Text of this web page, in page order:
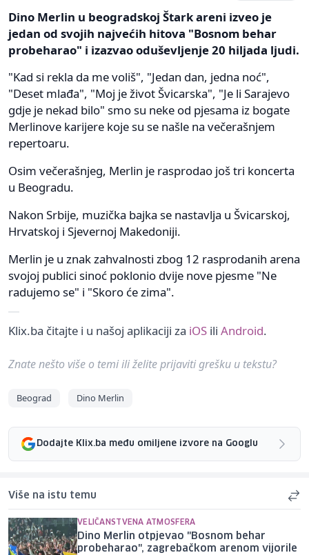
Dino Merlin u beogradskoj Štark areni izveo je
jedan od svojih najvećih hitova "Bosnom behar
probeharao" i izazvao oduševljenje 20 hiljada ljudi.
"Kad si rekla da me voliš", "Jedan dan, jedna noć",
"Deset mlađa", "Moj je život Švicarska", "Je li Sarajevo
gdje je nekad bilo" smo su neke od pjesama iz bogate
Merlinove karijere koje su se našle na večerašnjem
repertoaru.
Osim večerašnjeg, Merlin je rasprodao još tri koncerta
u Beogradu.
Nakon Srbije, muzička bajka se nastavlja u Švicarskoj,
Hrvatskoj i Sjevernoj Makedoniji.
Merlin je u znak zahvalnosti zbog 12 rasprodanih arena
svojoj publici sinoć poklonio dvije nove pjesme "Ne
radujemo se" i "Skoro će zima".
Klix.ba čitajte i u našoj aplikaciji za iOS ili Android.
Znate nešto više o temi ili želite prijaviti grešku u tekstu?
Beograd Dino Merlin
Dodajte Klix.ba među omiljene izvore na Googlu
Više na istu temu
VELIČANSTVENA ATMOSFERA
Dino Merlin otpjevao "Bosnom behar
probeharao", zagrebačkom arenom vijorile